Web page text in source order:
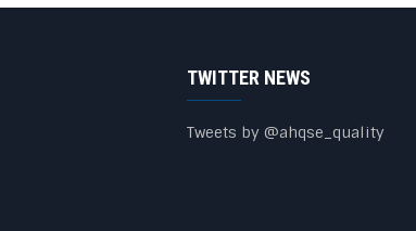
TWITTER NEWS
Tweets by @ahqse_quality